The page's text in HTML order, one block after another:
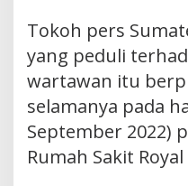
Tokoh pers
yang peduli
wartawan itu
selamanya pada
September 2022)
Rumah Sakit